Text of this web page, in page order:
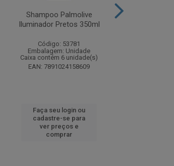
Shampoo Palmolive
Iluminador Pretos 350ml
Código: 53781
Embalagem: Unidade
Caixa contém 6 unidade(s)
EAN: 7891024158609
Faça seu login ou
cadastre-se para
ver preços e
comprar